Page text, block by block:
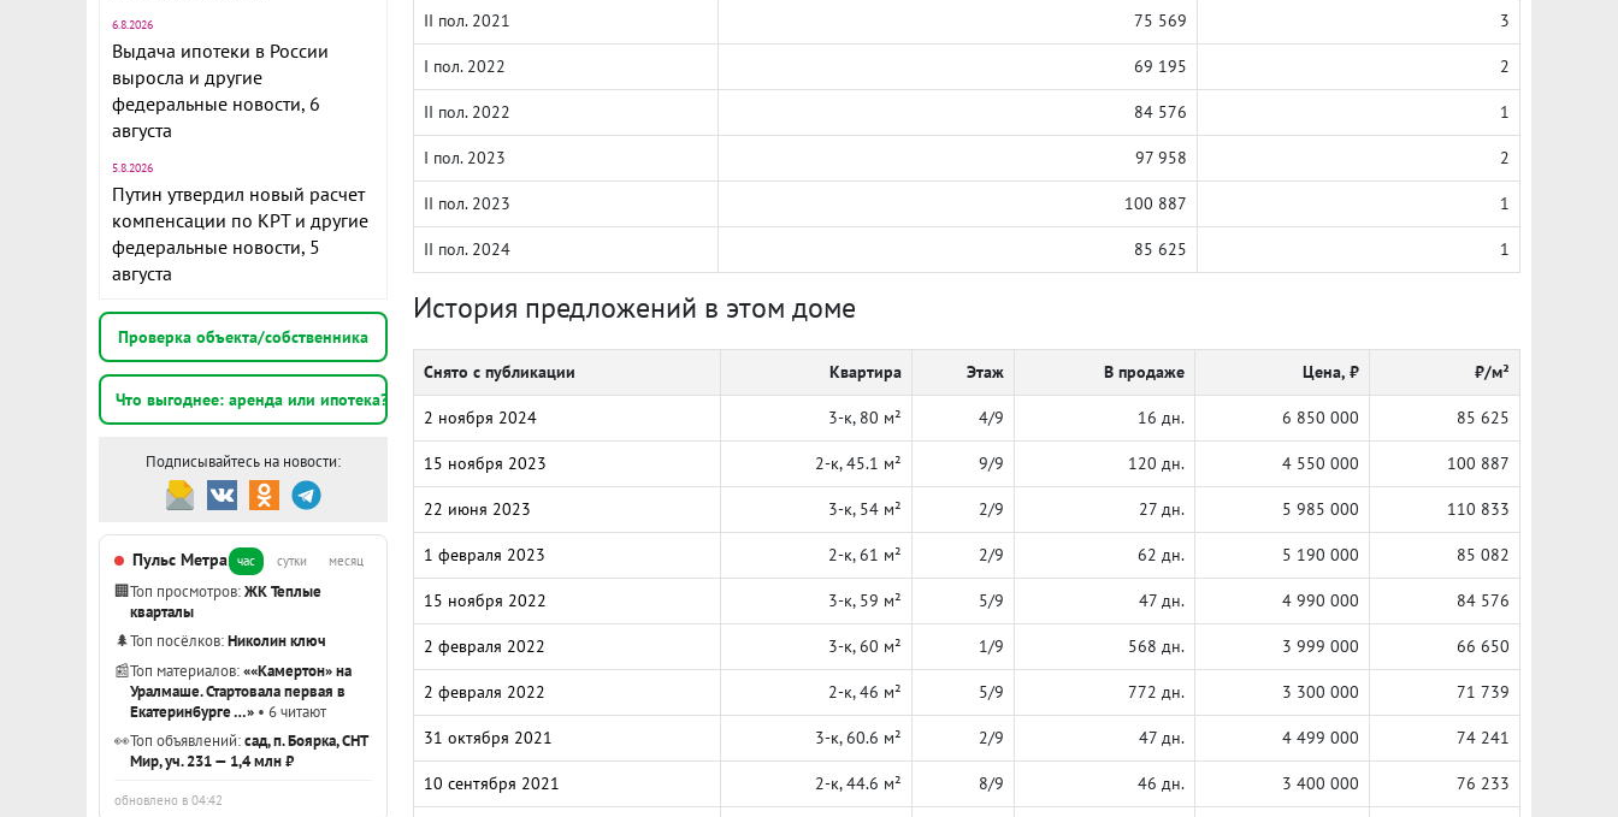
6.8.2026
Выдача ипотеки в России
выросла и другие
федеральные новости, 6
августа
5.8.2026
Путин утвердил новый расчет
компенсации по КРТ и другие
федеральные новости, 5
августа
Проверка объекта/собственника
Что выгоднее: аренда или ипотека?
Подписывайтесь на новости:
Пульс Метра час сутки месяц
🏢Топ просмотров:ЖК Теплые
кварталы
🌲Топ посёлков:Николин ключ
📰Топ материалов:««Камертон» на
Уралмаше. Стартовала первая в
Екатеринбурге …» • 6 читают
👀Топ объявлений:сад, п. Боярка, СНТ
Мир, уч. 231 — 1,4 млн ₽
обновлено в 04:42
II пол. 2021 75 569 3
I пол. 2022 69 195 2
II пол. 2022 84 576 1
I пол. 2023 97 958 2
II пол. 2023 100 887 1
II пол. 2024 85 625 1
История предложений в этом доме
Снято с публикации Квартира Этаж В продаже Цена, ₽ ₽/м²
2 ноября 2024 3-к, 80 м² 4/9 16 дн. 6 850 000 85 625
15 ноября 2023 2-к, 45.1 м² 9/9 120 дн. 4 550 000 100 887
22 июня 2023 3-к, 54 м² 2/9 27 дн. 5 985 000 110 833
1 февраля 2023 2-к, 61 м² 2/9 62 дн. 5 190 000 85 082
15 ноября 2022 3-к, 59 м² 5/9 47 дн. 4 990 000 84 576
2 февраля 2022 3-к, 60 м² 1/9 568 дн. 3 999 000 66 650
2 февраля 2022 2-к, 46 м² 5/9 772 дн. 3 300 000 71 739
31 октября 2021 3-к, 60.6 м² 2/9 47 дн. 4 499 000 74 241
10 сентября 2021 2-к, 44.6 м² 8/9 46 дн. 3 400 000 76 233